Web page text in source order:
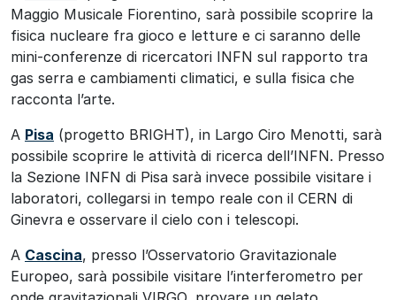
Maggio Musicale Fiorentino, sarà possibile scoprire la
fisica nucleare fra gioco e letture e ci saranno delle
mini-conferenze di ricercatori INFN sul rapporto tra
gas serra e cambiamenti climatici, e sulla fisica che
racconta l’arte.
A Pisa (progetto BRIGHT), in Largo Ciro Menotti, sarà
possibile scoprire le attività di ricerca dell’INFN. Presso
la Sezione INFN di Pisa sarà invece possibile visitare i
laboratori, collegarsi in tempo reale con il CERN di
Ginevra e osservare il cielo con i telescopi.
A Cascina, presso l’Osservatorio Gravitazionale
Europeo, sarà possibile visitare l’interferometro per